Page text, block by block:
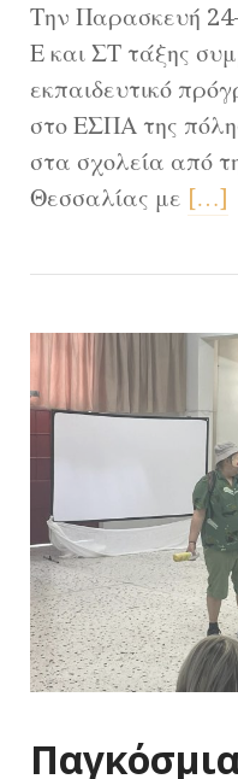
Την Παρασκευή
Ε και ΣΤ τάξης
εκπαιδευτικό
στο ΕΣΠΑ της
στα σχολεία από
Θεσσαλίας με […]